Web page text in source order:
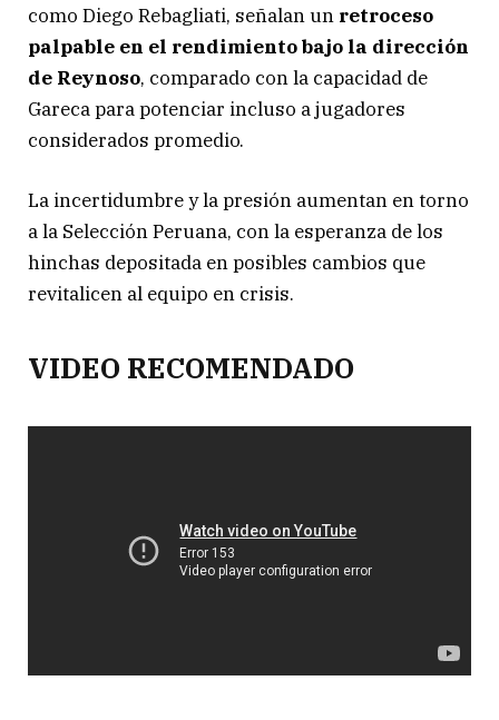
como Diego Rebagliati, señalan un retroceso
palpable en el rendimiento bajo la dirección
de Reynoso, comparado con la capacidad de
Gareca para potenciar incluso a jugadores
considerados promedio.
La incertidumbre y la presión aumentan en torno
a la Selección Peruana, con la esperanza de los
hinchas depositada en posibles cambios que
revitalicen al equipo en crisis.
VIDEO RECOMENDADO